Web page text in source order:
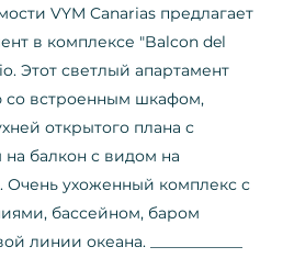
VYM Canarias предлагает
в комплексе "Balcon del
Этот светлый апартамент
со встроенным шкафом,
открытого плана с
балкон с видом на
Очень ухоженный комплекс с
бассейном, баром
линии океана. ____________